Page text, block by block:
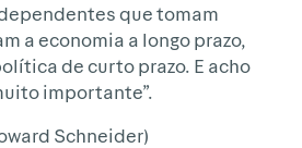
que tomam
a economia a longo prazo,
de curto prazo. E acho
importante”.
Schneider)